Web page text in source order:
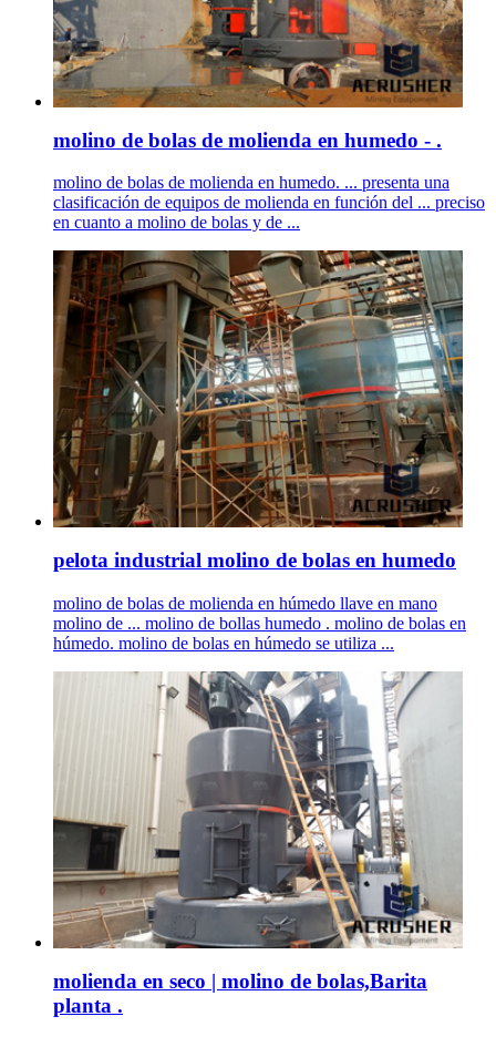
molino de bolas de molienda en humedo - .
molino de bolas de molienda en humedo. ... presenta una
clasificación de equipos de molienda en función del ... preciso
en cuanto a molino de bolas y de ...
pelota industrial molino de bolas en humedo
molino de bolas de molienda en húmedo llave en mano
molino de ... molino de bollas humedo . molino de bolas en
húmedo. molino de bolas en húmedo se utiliza ...
molienda en seco | molino de bolas,Barita
planta .